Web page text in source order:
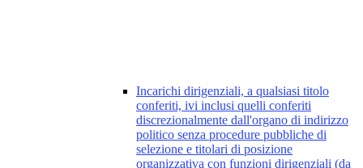
Incarichi dirigenziali, a qualsiasi titolo
conferiti, ivi inclusi quelli conferiti
discrezionalmente dall'organo di indirizzo
politico senza procedure pubbliche di
selezione e titolari di posizione
organizzativa con funzioni dirigenziali (da